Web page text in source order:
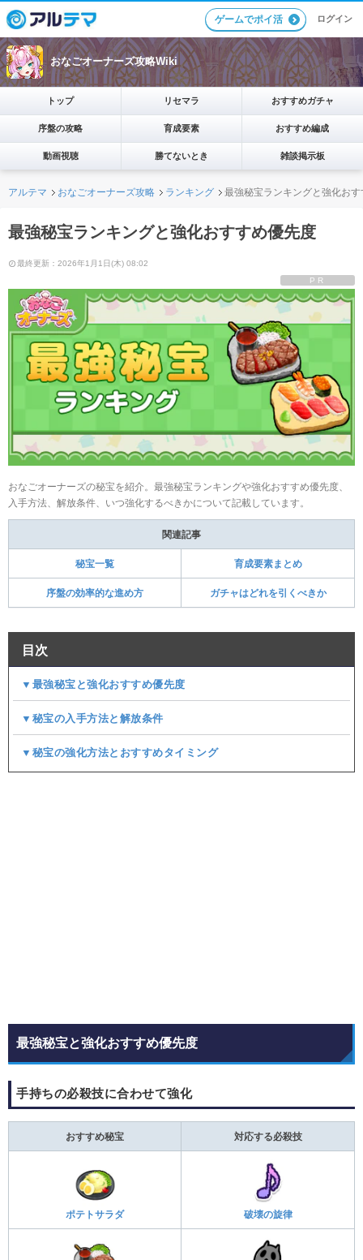
ゲームでポイ活 ログイン
おなごオーナーズ攻略Wiki
トップ リセマラ おすすめガチャ
序盤の攻略 育成要素 おすすめ編成
動画視聴 勝てないとき 雑談掲示板
アルテマ おなごオーナーズ攻略 ランキング 最強秘宝ランキングと強化お
最強秘宝ランキングと強化おすすめ優先度
最終更新：2026年1月1日(木) 08:02
PR
おなごオーナーズの秘宝を紹介。最強秘宝ランキングや強化おすすめ優先度、
入手方法、解放条件、いつ強化するべきかについて記載しています。
関連記事
秘宝一覧 育成要素まとめ
序盤の効率的な進め方 ガチャはどれを引くべきか
目次
▼最強秘宝と強化おすすめ優先度
▼秘宝の入手方法と解放条件
▼秘宝の強化方法とおすすめタイミング
最強秘宝と強化おすすめ優先度
手持ちの必殺技に合わせて強化
おすすめ秘宝 対応する必殺技
ポテトサラダ 破壊の旋律